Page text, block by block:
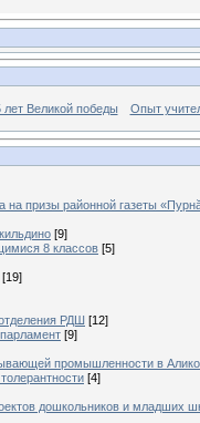
лет Великой победы Опыт
на призы районной газеты
[9]
8 классов [5]
[19]
РДШ [12]
[9]
промышленности в
[4]
дошкольников и младших